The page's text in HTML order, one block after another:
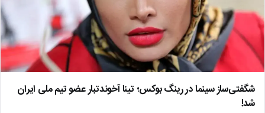
شگفتی‌ساز سینما در رینگ بوکس؛ تینا آخوندتبار عضو تیم ملی ایران
شد!